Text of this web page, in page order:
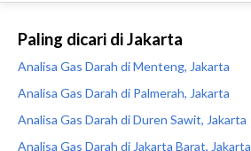
Paling dicari di Jakarta
Analisa Gas Darah di Menteng, Jakarta
Analisa Gas Darah di Palmerah, Jakarta
Analisa Gas Darah di Duren Sawit, Jakarta
Analisa Gas Darah di Jakarta Barat, Jakarta